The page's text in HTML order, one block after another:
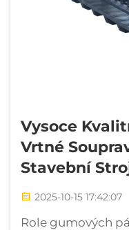
Vysoce
Vrtné
Stavební
2025-10-15 17:42:07
Role gumových